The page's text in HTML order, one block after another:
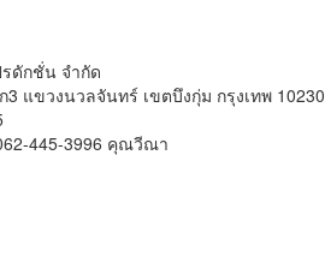
ดักชั่น จำกัด
3 แขวงนวลจันทร์ เขตบึงกุ่ม กรุงเทพ 10230
445-3996 คุณวีณา